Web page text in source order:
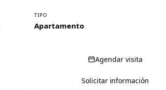
TIPO
Apartamento
Agendar visita
Solicitar información